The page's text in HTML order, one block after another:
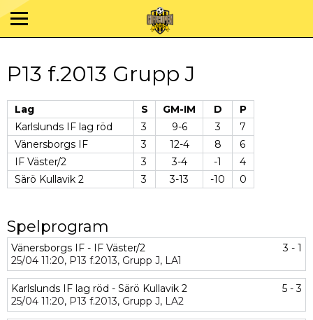
P13 f.2013 Grupp J
Lag S GM-IM D
P
Karlslunds IF lag röd
3 9-6 3
7
Vänersborgs IF
3 12-4 8
6
IF Väster/2
3 3-4 -1
4
Särö Kullavik 2
3 3-13 -10 0
Spelprogram
Vänersborgs IF - IF Väster/2
3 - 1
25/04 11:20, P13 f.2013, Grupp J, LA1
Karlslunds IF lag röd - Särö Kullavik 2
5 - 3
25/04 11:20, P13 f.2013, Grupp J, LA2